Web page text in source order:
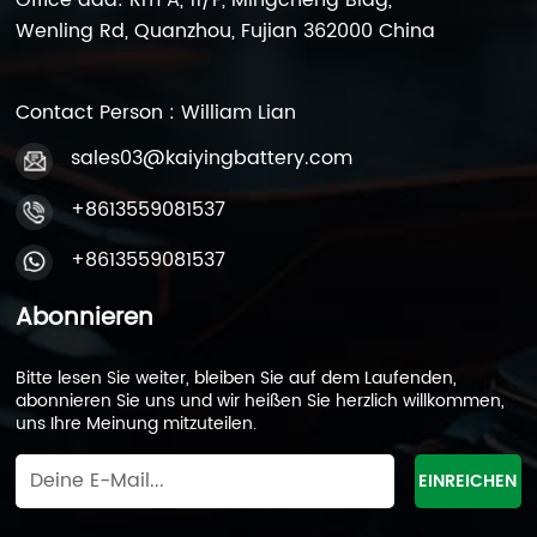
Wenling Rd, Quanzhou, Fujian 362000 China
Contact Person : William Lian
sales03@kaiyingbattery.com
+8613559081537
+8613559081537
Abonnieren
Bitte lesen Sie weiter, bleiben Sie auf dem Laufenden,
abonnieren Sie uns und wir heißen Sie herzlich willkommen,
uns Ihre Meinung mitzuteilen.